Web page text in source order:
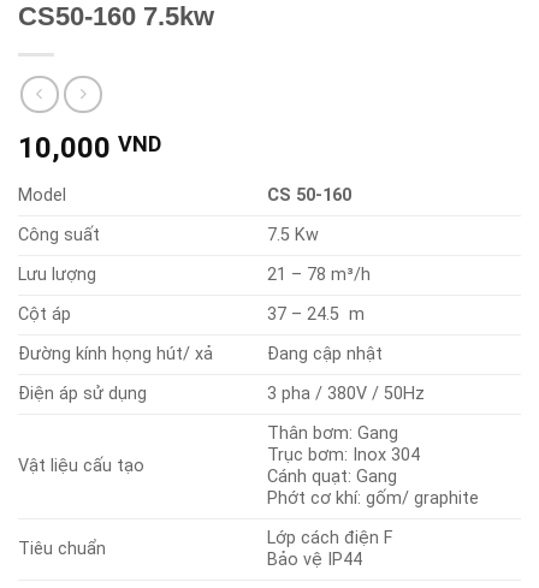
CS50-160 7.5kw
10,000 VND
Model
CS 50-160
Công suất
7.5 Kw
Lưu lượng
21 – 78 m³/h
Cột áp
37 – 24.5 m
Đường kính họng hút/ xả
Đang cập nhật
Điện áp sử dụng
3 pha / 380V / 50Hz
Vật liệu cấu tạo
Thân bơm: Gang
Trục bơm: Inox 304
Cánh quạt: Gang
Phớt cơ khí: gốm/ graphite
Tiêu chuẩn
Lớp cách điện F
Bảo vệ IP44